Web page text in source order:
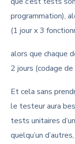
programmation),
(1 jour x 3
alors que chaque
2 jours (codage
Et cela sans
le testeur aura
tests unitaires
quelqu’un